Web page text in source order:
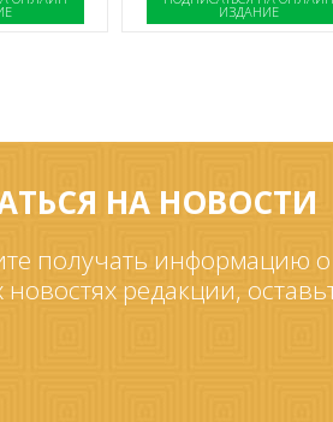
ИЗДАНИЕ
НА НОВОСТИ
получать информацию
редакции,